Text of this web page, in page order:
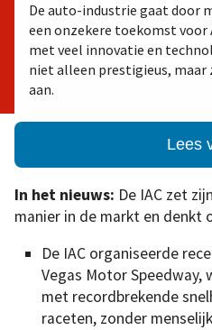
De auto-industrie gaat door
een onzekere toekomst voor
met veel innovatie en
niet alleen prestigieus, maar
aan.
Lees
In het nieuws: De IAC zet
manier in de markt en denkt
De IAC organiseerde
Vegas Motor Speedway,
met recordbrekende
raceten, zonder